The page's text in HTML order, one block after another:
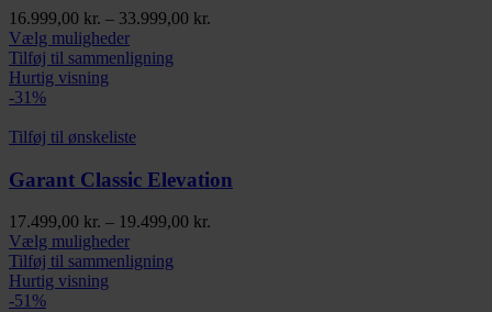
varesiden
16.999,00 kr. – 33.999,00 kr.
Vælg mulighederDette
vare
Mulighederne
vælges
på
varesiden
Tilføj til sammenligning
Hurtig visning
-31%
Tilføj til ønskeliste
Garant Classic Elevation
17.499,00 kr. – 19.499,00 kr.
Vælg mulighederDette
vare
Tilføj til sammenligning
Hurtig visning
-51%